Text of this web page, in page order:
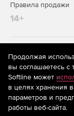
Правила продажи
14+
На
рекомендательные
предоставления
систематизации и
предпочтениям
находящихся на
Продолжая
вы соглашаетесь с
Softline может
в целях хранения
параметров и
работы веб-сайта.